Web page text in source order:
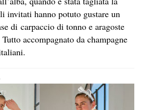
invitati hanno potuto gustare un
di carpaccio di tonno e aragoste
accompagnato da champagne